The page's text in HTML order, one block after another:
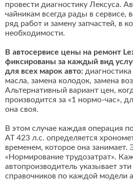
провести диагностику Лексуса.
чайникам всегда рады в сервисе,
ряд работ и замену запчастей, в
необходимости.
В автосервисе цены на ремонт
фиксированы за каждый вид
для всех марок авто:
масла, замена колодок, замена
Альтернативный вариант цен,
производится за «1 нормо-час»,
она своя.
В этом случае каждая операция
AT 423 л.с. определяется
временем, которое она занимает.
«Нормирование трудозатрат».
автопроизводитель указывает
справочников по каждой модели